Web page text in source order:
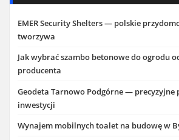
EMER Security Shelters — polskie
tworzywa
Jak wybrać szambo betonowe do ogrodu
producenta
Geodeta Tarnowo Podgórne — precyzyjne
inwestycji
Wynajem mobilnych toalet na budowę w